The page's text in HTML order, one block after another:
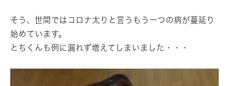
そう、世間ではコロナ太りと言うもう一つの病が蔓延り
始めています。
とちくんも例に漏れず増えてしまいました・・・